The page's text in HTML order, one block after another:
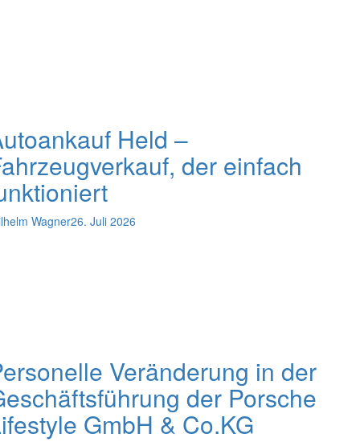
Held –
der einfach
Wagner26. Juli 2026
Veränderung in der
der Porsche
GmbH & Co.KG